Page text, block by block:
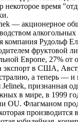
некоторое время
— акционерное
алкогольных
компания Рудольф
фруктовой
Европе, 27% от
экспорт в США,
а теперь — и
признанная
в мире, в 1999
OU. Флагманом
производится